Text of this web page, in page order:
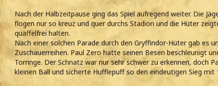
Nach der Halbzeitpause ging das Spiel aufregend weiter. Die
flogen nur so kreuz und quer durchs Stadion und die Hüter
quaffelfrei halten.
Nach einer solchen Parade durch den Gryffindor-Hüter gab es
Zuschauerreihen. Paul Zero hatte seinen Besen beschleunigt
Torringe. Der Schnatz war nur sehr schwer zu erkennen, doch
kleinen Ball und sicherte Hufflepuff so den eindeutigen Sieg mit